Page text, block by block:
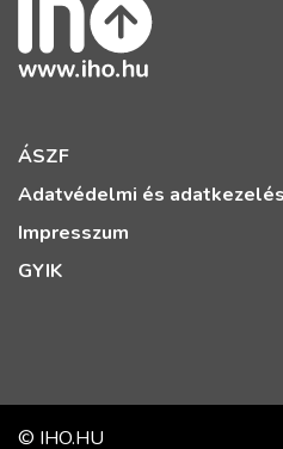
ÁSZF
Adatvédelmi és
Impresszum
GYIK
© IHO.HU